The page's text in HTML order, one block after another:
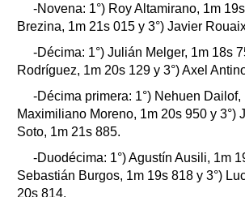
-Novena: 1°) Roy Altamirano, 1m
Brezina, 1m 21s 015 y 3°) Javier
-Décima: 1°) Julián Melger, 1m 18s
Rodríguez, 1m 20s 129 y 3°) Axel
-Décima primera: 1°) Nehuen Dailof,
Maximiliano Moreno, 1m 20s 950 y 3°)
Soto, 1m 21s 885.
-Duodécima: 1°) Agustín Ausili, 1m
Sebastián Burgos, 1m 19s 818 y 3°)
20s 814.